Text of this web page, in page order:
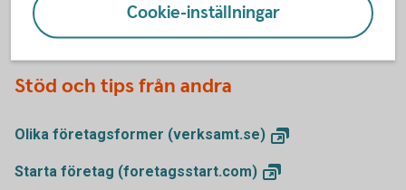
Stöd och tips från andra
Olika företagsformer (verksamt.se)
Starta företag (foretagsstart.com)
Cookie-inställningar